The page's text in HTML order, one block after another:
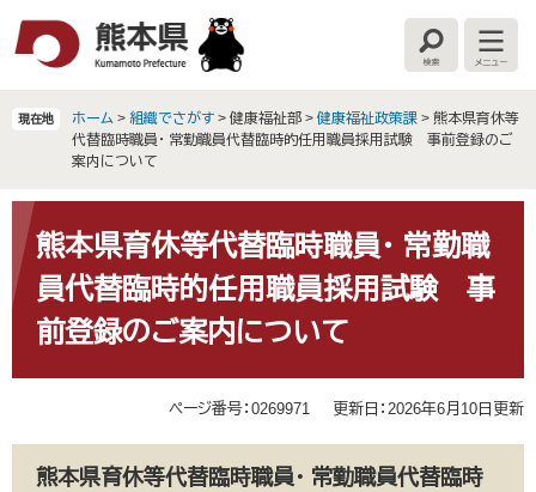
へ
検
索
メ
ニ
ー
現在地 ホーム > 組織でさがす > 健康福祉部 > 健康福祉政策課 > 熊本県育休等
代替臨時職員・ 常勤職員代替臨時的任用職員採用試験 事前登録のご
案内について
文 熊本県育休等代替臨時職員・ 常勤職
員代替臨時的任用職員採用試験 事
前登録のご案内について
ページ番号：0269971 更新日：2026年6月10日更新
熊本県育休等代替臨時職員・ 常勤職員代替臨時